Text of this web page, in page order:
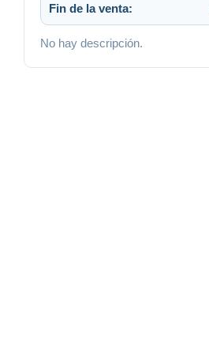
Fin de la venta:
No hay descripción.